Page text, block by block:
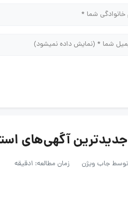
آگهی‌های استخدام
جاب ویژن زمان مطالعه: 1دقیقه